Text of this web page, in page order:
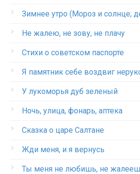
Зимнее утро (Мороз и солнце;
Не жалею, не зову, не плачу
Стихи о советском паспорте
Я памятник себе воздвиг
У лукоморья дуб зеленый
Ночь, улица, фонарь, аптека
Сказка о царе Салтане
Жди меня, и я вернусь
Ты меня не любишь, не